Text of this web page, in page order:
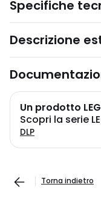
Specifiche
Descrizione
Un prodotto
Scopri la serie
DLP
Torna indietro